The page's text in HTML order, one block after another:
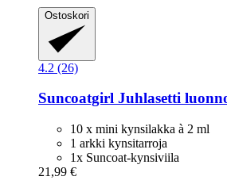
Ostoskori
4.2 (26)
Suncoatgirl Juhlasetti
10 x mini kynsilakka à 2 ml
1 arkki kynsitarroja
1x Suncoat-kynsiviila
21,99 €